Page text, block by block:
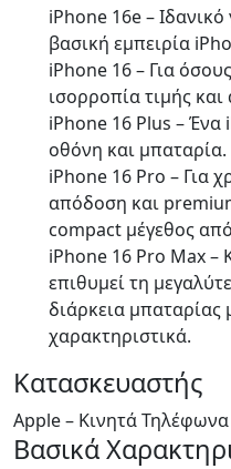
iPhone 16e –
βασική εμπειρία
iPhone 16 – Για
ισορροπία τιμής
iPhone 16 Plus – Ένα
οθόνη και μπαταρία.
iPhone 16 Pro – Για
απόδοση και
compact μέγεθος
iPhone 16 Pro Max –
επιθυμεί τη
διάρκεια
χαρακτηριστικά.
Κατασκευαστής
Apple – Κινητά
Βασικά